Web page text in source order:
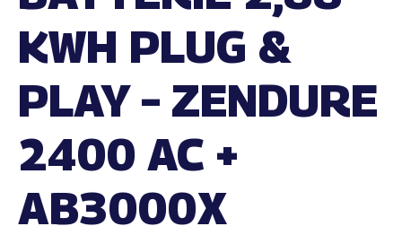
KWH PLUG &
PLAY – ZENDURE
2400 AC +
AB3000X